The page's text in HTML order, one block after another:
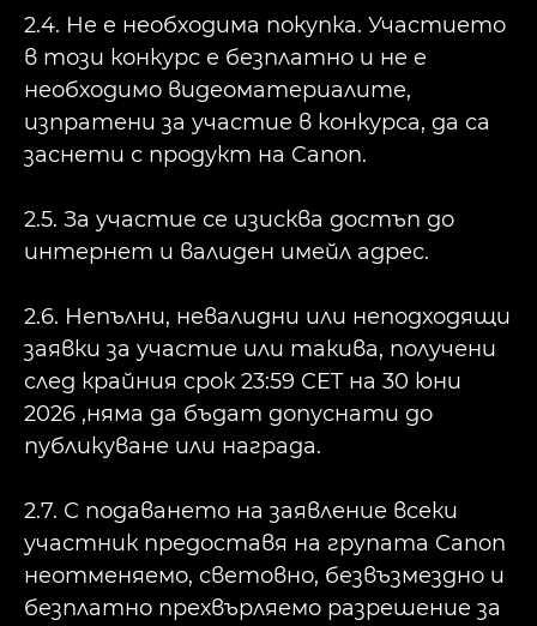
2.4. Не е необходима покупка. Участието
в този конкурс е безплатно и не е
необходимо видеоматериалите,
изпратени за участие в конкурса, да са
заснети с продукт на Canon.
2.5. За участие се изисква достъп до
интернет и валиден имейл адрес.
2.6. Непълни, невалидни или неподходящи
заявки за участие или такива, получени
след крайния срок 23:59 CET на 30 юни
2026 ,няма да бъдат допуснати до
публикуване или награда.
2.7. С подаването на заявление всеки
участник предоставя на групата Canon
неотменяемо, световно, безвъзмездно и
безплатно прехвърляемо разрешение за